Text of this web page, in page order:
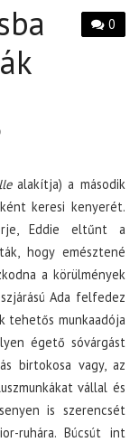
0
alakítja) a második
keresi kenyerét.
Eddie eltűnt a
hogy emésztené
a körülmények
Ada felfedez
tehetős munkaadója
égető sóvárgást
birtokosa vagy, az
vállal és
is szerencsét
ruhára. Búcsút int